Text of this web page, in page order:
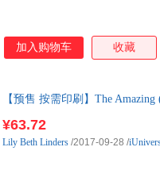
加入购物车 收藏
【预售 按需印刷】The Amazing
¥63.72
Lily Beth Linders /2017-09-28 /